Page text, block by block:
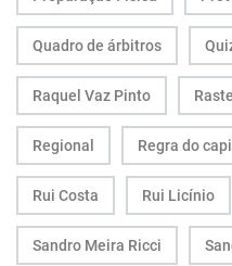
Quadro de árbitros
Raquel Vaz Pinto
Regional Regra do
Rui Costa Rui Licínio
Sandro Meira Ricci